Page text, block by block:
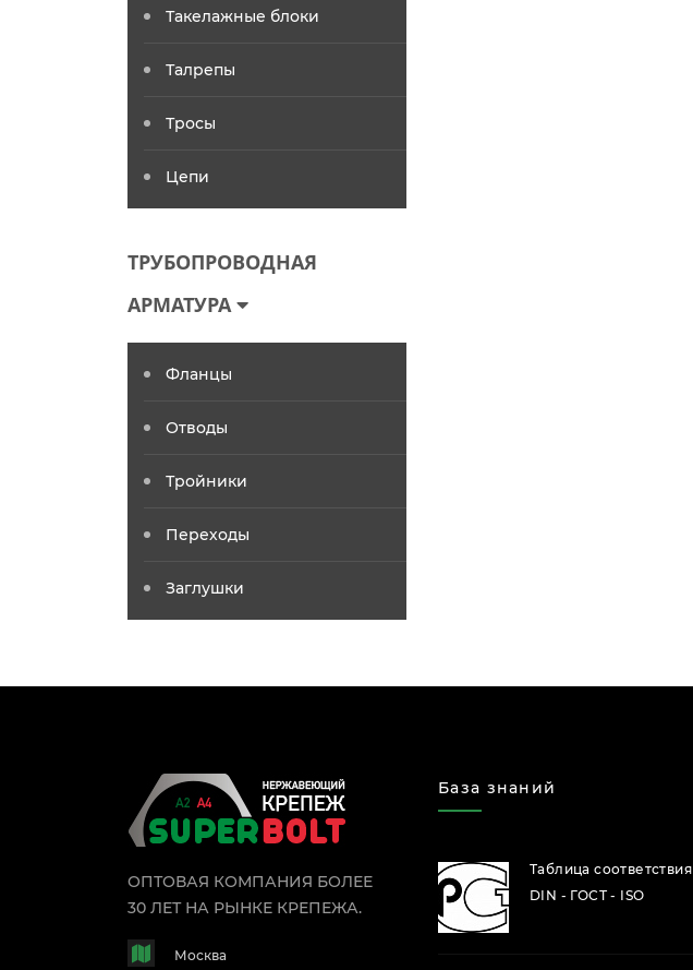
Такелажные блоки
Талрепы
Тросы
Цепи
ТРУБОПРОВОДНАЯ
АРМАТУРА
Фланцы
Отводы
Тройники
Переходы
Заглушки
ОПТОВАЯ КОМПАНИЯ БОЛЕЕ
30 ЛЕТ НА РЫНКЕ КРЕПЕЖА.
Москва
База знаний
Таблица соответствия
DIN - ГОСТ - ISO